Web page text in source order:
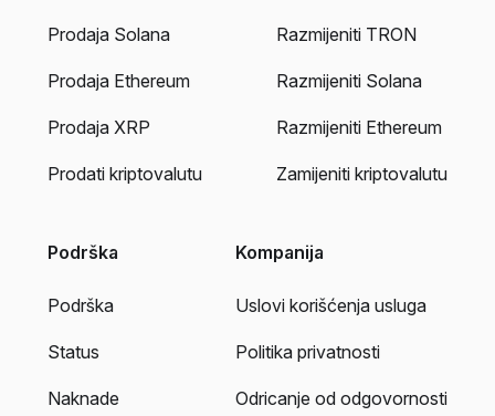
Prodaja Solana
Prodaja Ethereum
Prodaja XRP
Prodati kriptovalutu
Razmijeniti TRON
Razmijeniti Solana
Razmijeniti Ethereum
Zamijeniti kriptovalutu
Podrška
Podrška
Status
Naknade
Kompanija
Uslovi korišćenja usluga
Politika privatnosti
Odricanje od odgovornosti